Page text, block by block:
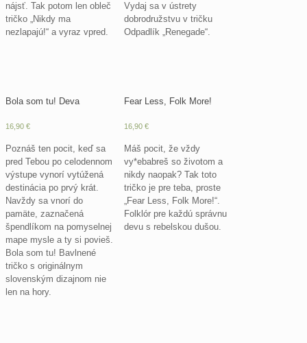
nájsť. Tak potom len obleč
tričko „Nikdy ma
nezlapajú!“ a vyraz vpred.
Vydaj sa v ústrety
dobrodružstvu v tričku
Odpadlík „Renegade“.
Bola som tu! Deva
16,90 €
Poznáš ten pocit, keď sa
pred Tebou po celodennom
výstupe vynorí vytúžená
destinácia po prvý krát.
Navždy sa vnorí do
pamäte, zaznačená
špendlíkom na pomyselnej
mape mysle a ty si povieš.
Bola som tu! Bavlnené
tričko s originálnym
slovenským dizajnom nie
len na hory.
Fear Less, Folk More!
16,90 €
Máš pocit, že vždy
vy*ebabreš so životom a
nikdy naopak? Tak toto
tričko je pre teba, proste
„Fear Less, Folk More!“.
Folklór pre každú správnu
devu s rebelskou dušou.